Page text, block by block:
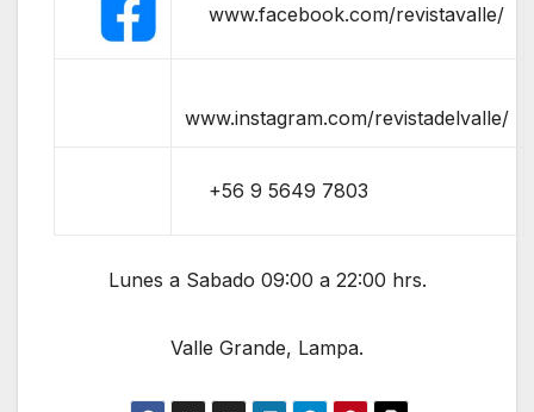
www.facebook.com/revistavalle/
www.instagram.com/revistadelvalle/
+56 9 5649 7803
Lunes a Sabado 09:00 a 22:00 hrs.
Valle Grande, Lampa.